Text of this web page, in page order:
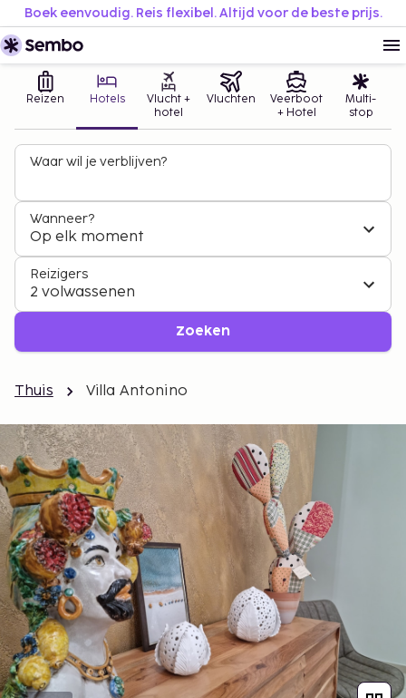
Boek eenvoudig. Reis flexibel. Altijd voor de beste prijs.
Reizen Hotels
Vlucht +
hotel
Vluchten
Veerboot
+ Hotel
Multi-
stop
Waar wil je verblijven?
Wanneer?
Op elk moment
Reizigers
2 volwassenen
Zoeken
Thuis Villa Antonino